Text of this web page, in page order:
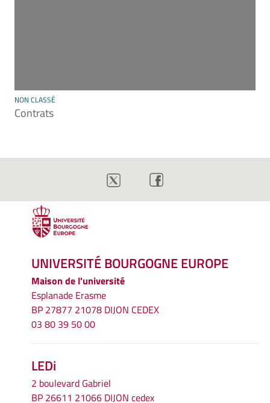
NON CLASSÉ
Contrats
UNIVERSITÉ BOURGOGNE EUROPE
Maison de l'université
Esplanade Erasme
BP 27877 21078 DIJON CEDEX
03 80 39 50 00
LEDi
2 boulevard Gabriel
BP 26611 21066 DIJON cedex